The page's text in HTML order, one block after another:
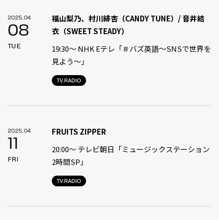
2025.04
08
TUE
TV.RADIO
福山梨乃、村川緋杏（CANDY TUNE）/ 音井結
衣（SWEET STEADY）
19:30〜 NHK Eテレ「＃バズ英語〜SNSで世界を
見よう〜」
2025.04
11
FRI
TV.RADIO
FRUITS ZIPPER
20:00〜 テレビ朝日「ミュージックステーション
2時間SP」